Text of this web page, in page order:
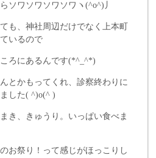
ソワソワソワソワヽ(^o^)丿
も、神社周辺だけでなく上本町
いるので
ろにあるんです(*^_^*)
とかもってくれ、診察終わりに
した( ^)o(^ )
き、きゅうり。いっぱい食べま
お祭り！って感じがほっこりし